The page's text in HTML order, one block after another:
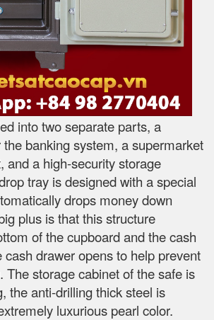
into two separate parts, a
banking system, a supermarket
and a high-security storage
tray is designed with a special
drops money down
plus is that this structure
of the cupboard and the cash
cash drawer opens to help prevent
The storage cabinet of the safe is
the anti-drilling thick steel is
luxurious pearl color.